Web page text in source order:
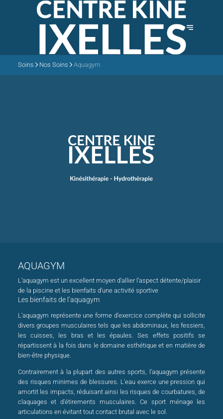
Soins Nos Soins Aquagym
AQUAGYM
L’aquagym est un excellent moyen d’allier l’aspect détente/plaisir
de la piscine et les bienfaits d’une activité sportive
Les bienfaits de l’aquagym
L'aquagym représente une forme d'exercice complète qui sollicite
divers groupes musculaires tels que les abdominaux, les fessiers,
les cuisses, les bras et les épaules. Ses effets positifs se
répartissent à la fois dans le domaine esthétique et en matière de
bien-être physique.
Contrairement à la plupart des autres sports, l'aquagym présente
des risques minimes de blessures. L'eau exerce une pression qui
amortit les impacts, réduisant ainsi les risques de courbatures, de
claquages et d'étirements musculaires. Ce sport ménage les
articulations en évitant tout contact brutal avec le sol.